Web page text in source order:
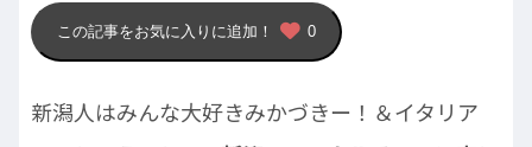
この記事をお気に入りに追加！ 0
新潟人はみんな大好きみかづきー！＆イタリア